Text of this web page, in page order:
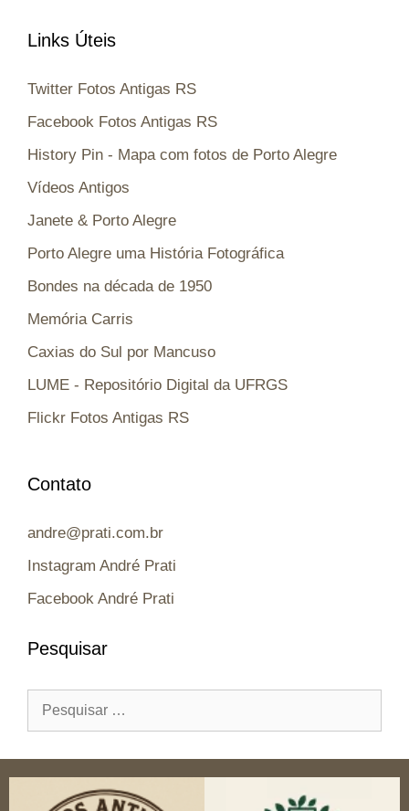
Links Úteis
Twitter Fotos Antigas RS
Facebook Fotos Antigas RS
History Pin - Mapa com fotos de Porto Alegre
Vídeos Antigos
Janete & Porto Alegre
Porto Alegre uma História Fotográfica
Bondes na década de 1950
Memória Carris
Caxias do Sul por Mancuso
LUME - Repositório Digital da UFRGS
Flickr Fotos Antigas RS
Contato
andre@prati.com.br
Instagram André Prati
Facebook André Prati
Pesquisar
Pesquisar
por: